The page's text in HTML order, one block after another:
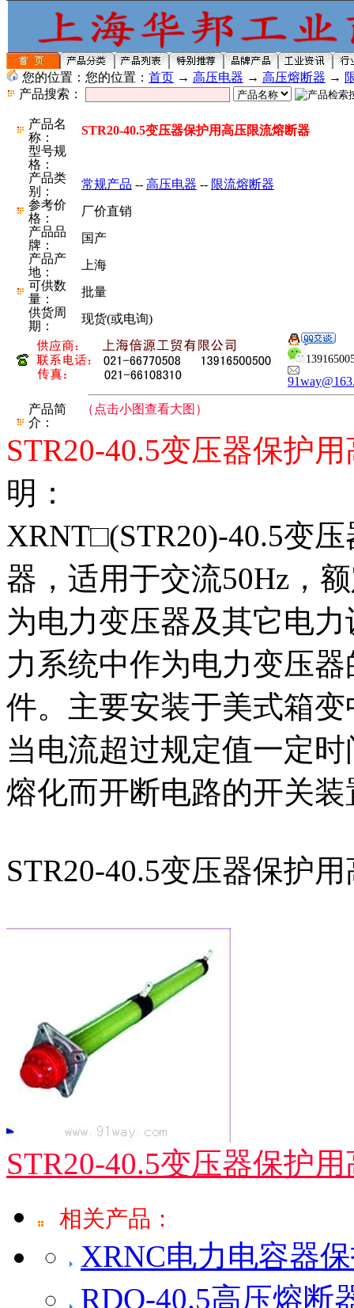
您的位置：您的位置： 首页 → 高压电器 → 高压熔断器 →
产品搜索：
产品名
称：
STR20-40.5变压器保护用高压限流熔断器
型号规
格：
产品类
别：
常规产品 -- 高压电器 -- 限流熔断器
参考价
格：
厂价直销
产品品
牌：
国产
产品产
地：
上海
可供数
量：
批量
供货周
期：
现货(或电询)
产品简
介：
（点击小图查看大图）
STR20-40.5变压器保护
明：
XRNT□(STR20)-40.5变
器，适用于交流50Hz，
为电力变压器及其它电
力系统中作为电力变压
件。主要安装于美式箱
当电流超过规定值一定
熔化而开断电路的开关装
STR20-40.5变压器保护
STR20-40.5变压器保护
相关产品：
XRNC电力电容器
RDQ-40.5高压熔断